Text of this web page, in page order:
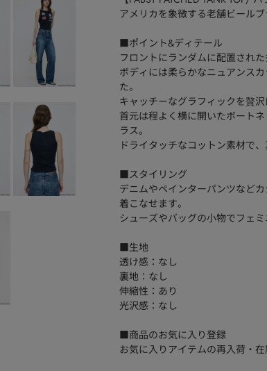
アメリカを象徴する老舗ビールブ
■ポイント&ディテール
フロントにランダムに配置された
ボディには柔らかなニュアンス
た。
キャッチーなグラフィックを贅
首元は程よく横に開いたボート
ラス。
ドライタッチなコットン素材で
■スタイリング
デニムやペインターパンツなど
着こなせます。
シューズやバッグの小物でフェ
■生地
透け感：なし
裏地：なし
伸縮性：あり
光沢感：なし
■商品のお気に入り登録
お気に入りアイテムの再入荷・